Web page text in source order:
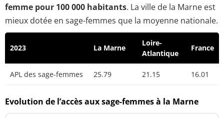
femme pour 100 000 habitants. La ville de la Marne est
mieux dotée en sage-femmes que la moyenne nationale.
2023 La Marne
Loire-
Atlantique
France
APL des sage-femmes 25.79 21.15 16.01
Evolution de l’accès aux sage-femmes à la Marne